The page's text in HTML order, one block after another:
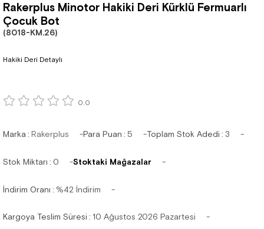
Rakerplus Minotor Hakiki Deri Kürklü Fermuarlı
Çocuk Bot
(8018-KM.26)
Hakiki Deri Detaylı
0.0
Marka: Rakerplus Para Puan : 5 Toplam Stok Adedi : 3
Stok Miktarı : 0 Stoktaki Mağazalar
İndirim Oranı : %42 İndirim
Kargoya Teslim Süresi : 10 Ağustos 2026 Pazartesi